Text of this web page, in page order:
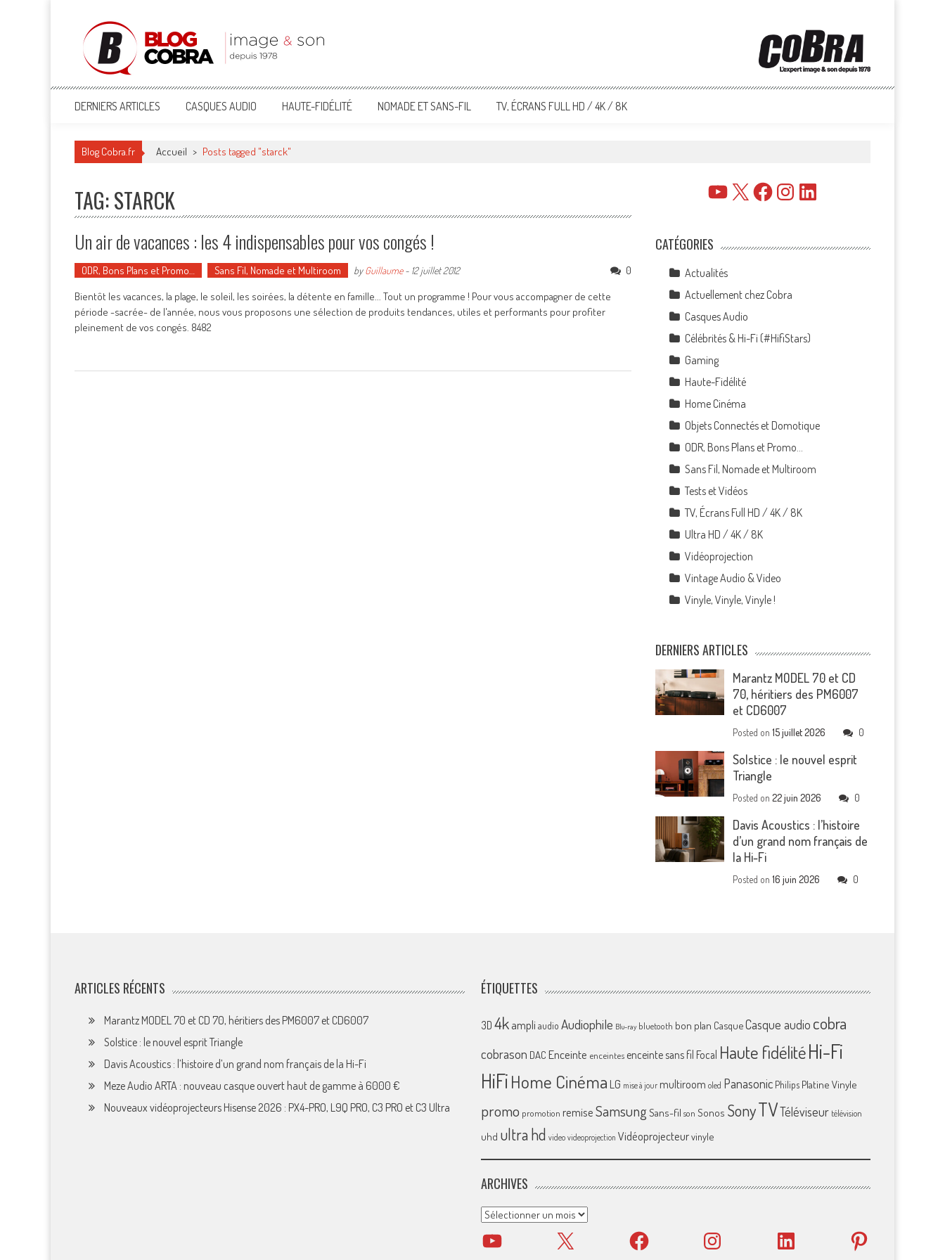
Blog Cobra
Toute l'actu Image & Son !
DERNIERS ARTICLES CASQUES AUDIO HAUTE-FIDÉLITÉ NOMADE ET SANS-FIL TV, ÉCRANS FULL HD / 4K / 8K
Blog Cobra.fr Accueil > Posts tagged "starck"
TAG: STARCK
Un air de vacances : les 4 indispensables pour vos congés !
ODR, Bons Plans et Promo… Sans Fil, Nomade et Multiroom byGuillaume- 12 juillet 2012
0
Bientôt les vacances, la plage, le soleil, les soirées, la détente en famille... Tout un programme ! Pour vous accompagner de cette
période -sacrée- de l'année, nous vous proposons une sélection de produits tendances, utiles et performants pour profiter
pleinement de vos congés. 8482
YouTube
X FacebookInstagramLinkedIn
CATÉGORIES
Actualités
Actuellement chez Cobra
Casques Audio
Célébrités & Hi-Fi (#HifiStars)
Gaming
Haute-Fidélité
Home Cinéma
Objets Connectés et Domotique
ODR, Bons Plans et Promo…
Sans Fil, Nomade et Multiroom
Tests et Vidéos
TV, Écrans Full HD / 4K / 8K
Ultra HD / 4K / 8K
Vidéoprojection
Vintage Audio & Video
Vinyle, Vinyle, Vinyle !
DERNIERS ARTICLES
Marantz MODEL 70 et CD
70, héritiers des PM6007
et CD6007
Posted on15 juillet 2026 0
Solstice : le nouvel esprit
Triangle
Posted on22 juin 2026 0
Davis Acoustics : l’histoire
d’un grand nom français de
la Hi-Fi
Posted on16 juin 2026 0
ARTICLES RÉCENTS
Marantz MODEL 70 et CD 70, héritiers des PM6007 et CD6007
Solstice : le nouvel esprit Triangle
Davis Acoustics : l’histoire d’un grand nom français de la Hi-Fi
Meze Audio ARTA : nouveau casque ouvert haut de gamme à 6000 €
Nouveaux vidéoprojecteurs Hisense 2026 : PX4-PRO, L9Q PRO, C3 PRO et C3 Ultra
ÉTIQUETTES
3D 4k ampliaudio Audiophile Blu-ray bluetooth bon plan CasqueCasque audio cobra
cobrason DAC Enceinte enceintes enceinte sans fil Focal Haute fidélitéHi-Fi
HiFiHome Cinéma LG mise à jour multiroom oled Panasonic Philips Platine Vinyle
promo promotion remiseSamsungSans-fil son Sonos SonyTVTéléviseur télévision
uhd ultra hd video videoprojection Vidéoprojecteurvinyle
ARCHIVES
Archives
YouTube X Facebook Instagram LinkedIn Pinterest